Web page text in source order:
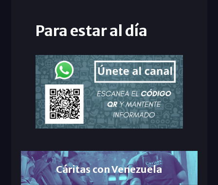
Para estar al día
Cáritas con Venezuela